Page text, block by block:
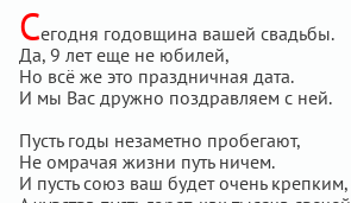
Сегодня годовщина вашей свадьбы.
Да, 9 лет еще не юбилей,
Но всё же это праздничная дата.
И мы Вас дружно поздравляем с ней.
Пусть годы незаметно пробегают,
Не омрачая жизни путь ничем.
И пусть союз ваш будет очень крепким,